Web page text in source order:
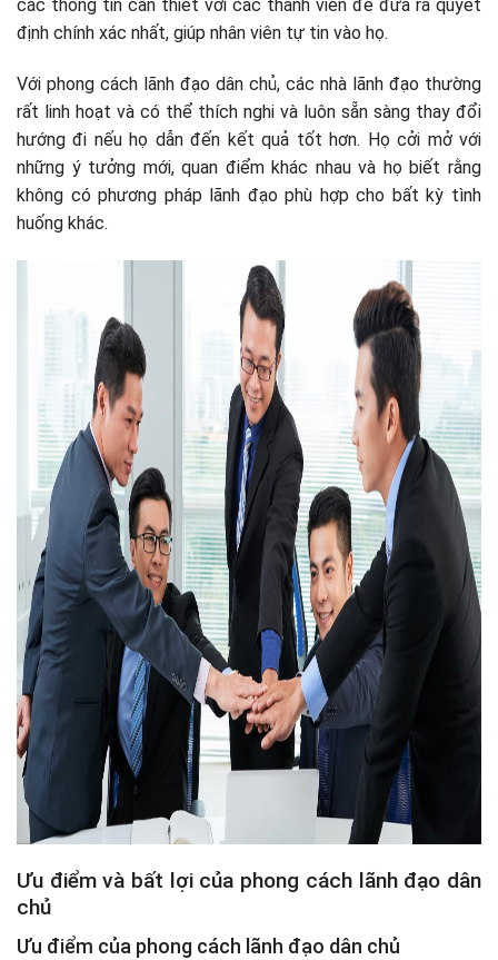
các thông tin cần thiết với các thành viên để đưa ra quyết
định chính xác nhất, giúp nhân viên tự tin vào họ.
Với phong cách lãnh đạo dân chủ, các nhà lãnh đạo thường
rất linh hoạt và có thể thích nghi và luôn sẵn sàng thay đổi
hướng đi nếu họ dẫn đến kết quả tốt hơn. Họ cởi mở với
những ý tưởng mới, quan điểm khác nhau và họ biết rằng
không có phương pháp lãnh đạo phù hợp cho bất kỳ tình
huống khác.
Ưu điểm và bất lợi của phong cách lãnh đạo dân
chủ
Ưu điểm của phong cách lãnh đạo dân chủ